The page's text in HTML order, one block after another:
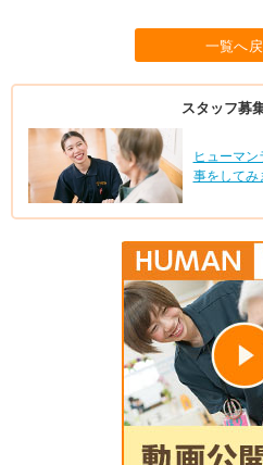
一覧へ
スタッフ募
ヒューマ
事をしてみ